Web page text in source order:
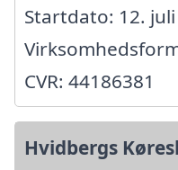
Startdato: 12. juli
CVR: 44186381
Hvidbergs